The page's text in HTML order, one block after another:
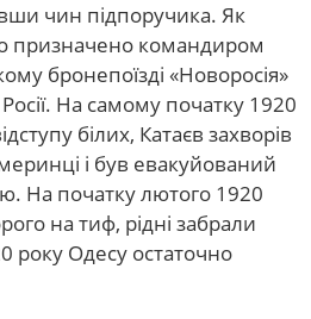
чин підпоручика. Як
призначено командиром
бронепоїзді «Новоросія»
На самому початку 1920
білих, Катаєв захворів
і був евакуйований
На початку лютого 1920
на тиф, рідні забрали
року Одесу остаточно